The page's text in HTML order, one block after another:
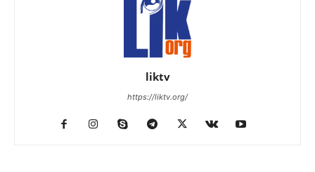
liktv
https://liktv.org/